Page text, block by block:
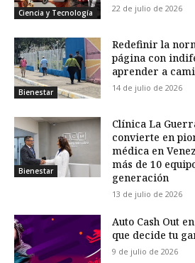
Ciencia y Tecnología 22 de julio de 2026
Bienestar
Redefinir la
página con
aprender a
14 de julio de 2026
Bienestar
Clínica La
convierte en
médica en
más de 10
generación
13 de julio de 2026
Auto Cash Out
que decide tu
9 de julio de 2026